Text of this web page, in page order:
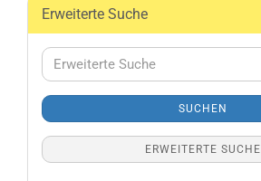
Erweiterte Suche
Erweiterte
Suche
SUCHEN
ERWEITERTE SUCHE